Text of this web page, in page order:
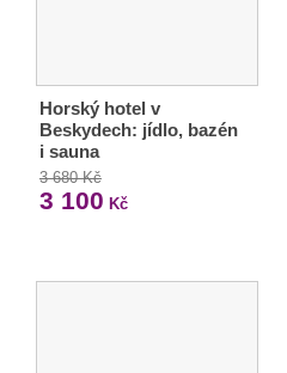
Horský hotel v
Beskydech: jídlo, bazén
i sauna
3 680 Kč
3 100 Kč